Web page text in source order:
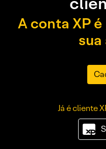
A conta XP
sua
Já é cliente